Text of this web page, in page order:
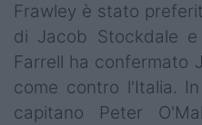
Frawley è stato
di Jacob Stockdale
Farrell ha confermato
come contro l'Italia.
capitano Peter